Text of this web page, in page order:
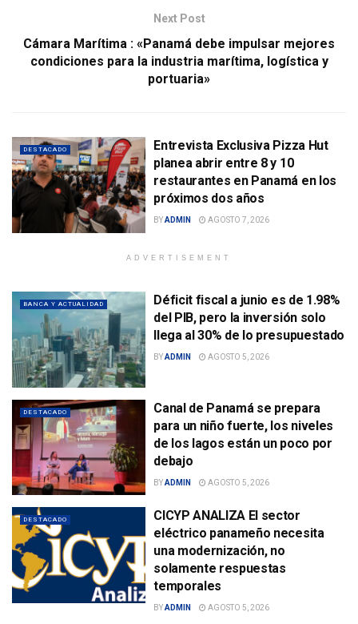
Next Post
Cámara Marítima : «Panamá debe impulsar mejores
condiciones para la industria marítima, logística y
portuaria»
DESTACADO
Entrevista Exclusiva Pizza Hut
planea abrir entre 8 y 10
restaurantes en Panamá en los
próximos dos años
BYADMIN AGOSTO 7, 2026
ADVERTISEMENT
BANCA Y ACTUALIDAD
Déficit fiscal a junio es de 1.98%
del PIB, pero la inversión solo
llega al 30% de lo presupuestado
BYADMIN AGOSTO 5, 2026
DESTACADO
Canal de Panamá se prepara
para un niño fuerte, los niveles
de los lagos están un poco por
debajo
BYADMIN AGOSTO 5, 2026
DESTACADO
CICYP ANALIZA El sector
eléctrico panameño necesita
una modernización, no
solamente respuestas
temporales
BYADMIN AGOSTO 5, 2026